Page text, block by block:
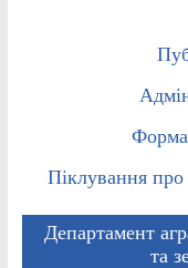
Форма
Піклування
Департамент
та